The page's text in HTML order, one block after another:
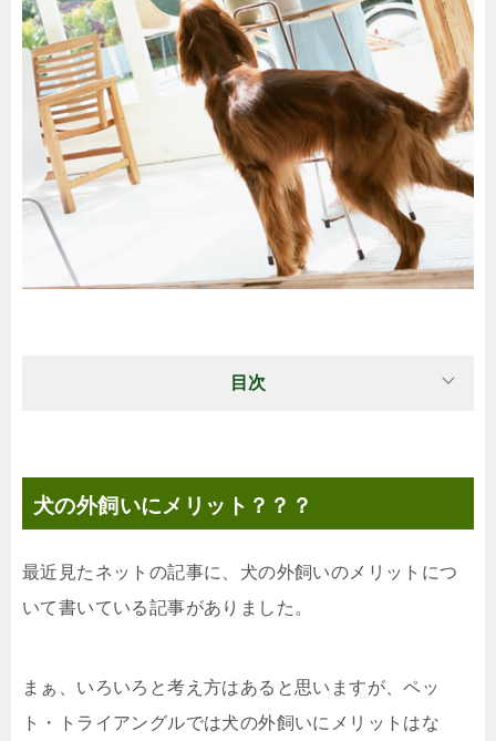
目次
犬の外飼いにメリット？？？
最近見たネットの記事に、犬の外飼いのメリットにつ
いて書いている記事がありました。
まぁ、いろいろと考え方はあると思いますが、ペッ
ト・トライアングルでは犬の外飼いにメリットはな